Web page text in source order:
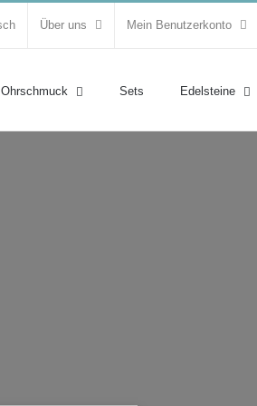
Über uns Mein Benutzerkonto
Ohrschmuck Sets Edelsteine